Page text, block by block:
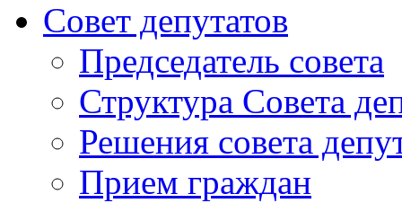
Совет депутатов
Председатель совета
Структура Совета
Решения совета
Прием граждан